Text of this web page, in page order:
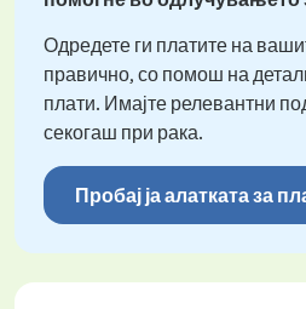
Одредете ги платите на
правично, со помош на
плати. Имајте релевантни
секогаш при рака.
Пробај ја алатката за